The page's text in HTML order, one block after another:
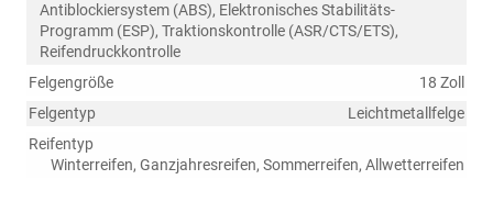
Antiblockiersystem (ABS), Elektronisches Stabilitäts-
Programm (ESP), Traktionskontrolle (ASR/CTS/ETS),
Reifendruckkontrolle
Felgengröße
18 Zoll
Felgentyp
Leichtmetallfelge
Reifentyp
Winterreifen, Ganzjahresreifen, Sommerreifen, Allwetterreifen